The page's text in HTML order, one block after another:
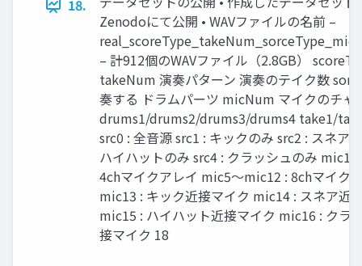
18.
Zenodoにて公開 • WAVファイルの名前 –
– 計912個のWAVファイル（2.8GB）
takeNum 演奏パターン 演奏のテイク数
奏する ドラムパーツ micNum マイクのチャ
drums1/drums2/drums3/drums4 take1/
src0 : 全音源 src1 : キックのみ src2 : スネア
ハイハットのみ src4 : クラッシュのみ mic1
4chマイクアレイ mic5～mic12 : 8chマイク
mic13 : キック近接マイク mic14 : スネア近
mic15 : ハイハット近接マイク mic16 : クラ
接マイク 18